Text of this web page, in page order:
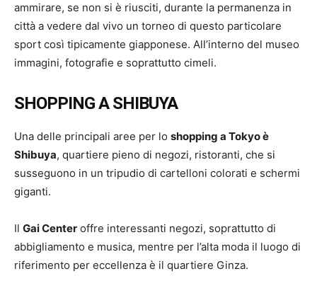
ammirare, se non si è riusciti, durante la permanenza in
città a vedere dal vivo un torneo di questo particolare
sport così tipicamente giapponese. All’interno del museo
immagini, fotografie e soprattutto cimeli.
SHOPPING A SHIBUYA
Una delle principali aree per lo shopping a Tokyo è
Shibuya, quartiere pieno di negozi, ristoranti, che si
susseguono in un tripudio di cartelloni colorati e schermi
giganti.
Il Gai Center offre interessanti negozi, soprattutto di
abbigliamento e musica, mentre per l’alta moda il luogo di
riferimento per eccellenza è il quartiere Ginza.